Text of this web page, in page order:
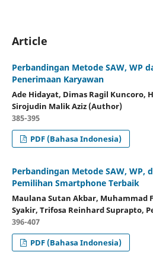
Article
Perbandingan Metode SAW, WP
Penerimaan Karyawan
Ade Hidayat, Dimas Ragil Kuncoro,
Sirojudin Malik Aziz (Author)
385-395
PDF (Bahasa Indonesia)
Perbandingan Metode SAW, WP,
Pemilihan Smartphone Terbaik
Maulana Sutan Akbar, Muhammad
Syakir, Trifosa Reinhard Suprapto,
396-407
PDF (Bahasa Indonesia)